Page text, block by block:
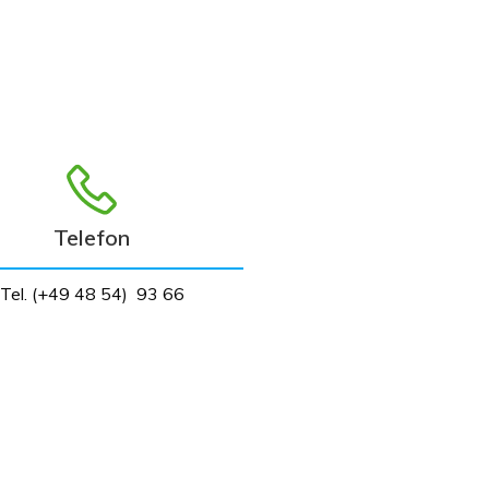
Telefon
Tel. (+49 48 54) 93 66